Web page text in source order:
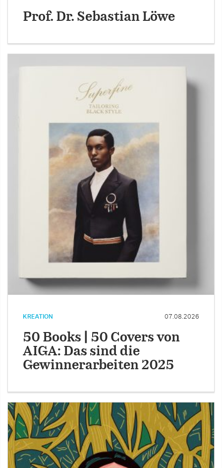
Prof. Dr. Sebastian Löwe
KREATION 07.08.2026
50 Books | 50 Covers von
AIGA: Das sind die
Gewinnerarbeiten 2025